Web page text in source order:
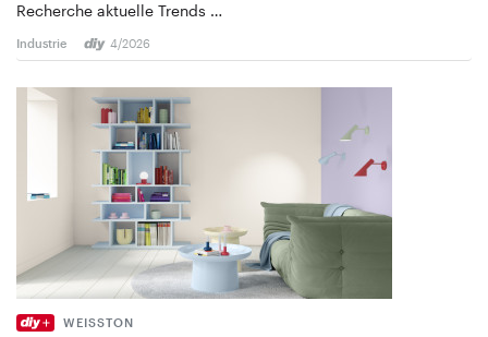
Recherche aktuelle Trends …
Industrie 4/2026
WEISSTON